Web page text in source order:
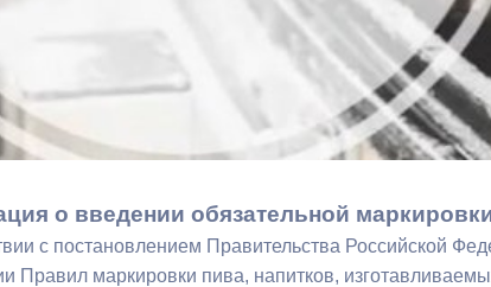
действий органов
самоуправления
контроль Выборы 2026
о введении обязательной
с постановлением Правительства Российской
Правил маркировки пива, напитков,